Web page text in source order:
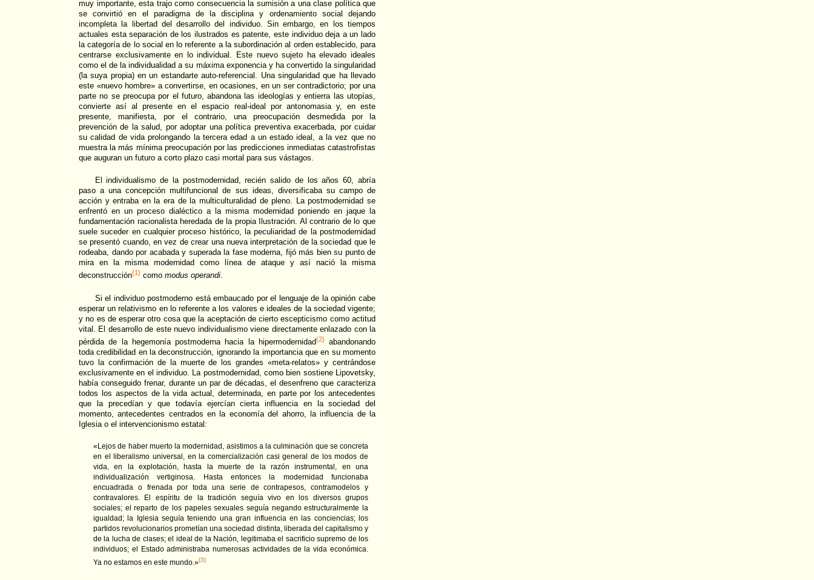
muy importante, esta trajo como consecuencia la sumisión a una clase política que
se convirtió en el paradigma de la disciplina y ordenamiento social dejando
incompleta la libertad del desarrollo del individuo. Sin embargo, en los tiempos
actuales esta separación de los ilustrados es patente, este individuo deja a un lado
la categoría de lo social en lo referente a la subordinación al orden establecido, para
centrarse exclusivamente en lo individual. Este nuevo sujeto ha elevado ideales
como el de la individualidad a su máxima exponencia y ha convertido la singularidad
(la suya propia) en un estandarte auto-referencial. Una singularidad que ha llevado
este «nuevo hombre» a convertirse, en ocasiones, en un ser contradictorio; por una
parte no se preocupa por el futuro, abandona las ideologías y entierra las utopías,
convierte así al presente en el espacio real-ideal por antonomasia y, en este
presente, manifiesta, por el contrario, una preocupación desmedida por la
prevención de la salud, por adoptar una política preventiva exacerbada, por cuidar
su calidad de vida prolongando la tercera edad a un estado ideal, a la vez que no
muestra la más mínima preocupación por las predicciones inmediatas catastrofistas
que auguran un futuro a corto plazo casi mortal para sus vástagos.
El individualismo de la postmodernidad, recién salido de los años 60, abría
paso a una concepción multifuncional de sus ideas, diversificaba su campo de
acción y entraba en la era de la multiculturalidad de pleno. La postmodernidad se
enfrentó en un proceso dialéctico a la misma modernidad poniendo en jaque la
fundamentación racionalista heredada de la propia Ilustración. Al contrario de lo que
suele suceder en cualquier proceso histórico, la peculiaridad de la postmodernidad
se presentó cuando, en vez de crear una nueva interpretación de la sociedad que le
rodeaba, dando por acabada y superada la fase moderna, fijó más bien su punto de
mira en la misma modernidad como línea de ataque y así nació la misma
deconstrucción{1} como modus operandi.
Si el individuo postmoderno está embaucado por el lenguaje de la opinión cabe
esperar un relativismo en lo referente a los valores e ideales de la sociedad vigente;
y no es de esperar otro cosa que la aceptación de cierto escepticismo como actitud
vital. El desarrollo de este nuevo individualismo viene directamente enlazado con la
pérdida de la hegemonía postmoderna hacia la hipermodernidad{2}abandonando
toda credibilidad en la deconstrucción, ignorando la importancia que en su momento
tuvo la confirmación de la muerte de los grandes «meta-relatos» y centrándose
exclusivamente en el individuo. La postmodernidad, como bien sostiene Lipovetsky,
había conseguido frenar, durante un par de décadas, el desenfreno que caracteriza
todos los aspectos de la vida actual, determinada, en parte por los antecedentes
que la precedían y que todavía ejercían cierta influencia en la sociedad del
momento, antecedentes centrados en la economía del ahorro, la influencia de la
Iglesia o el intervencionismo estatal:
«Lejos de haber muerto la modernidad, asistimos a la culminación que se concreta
en el liberalismo universal, en la comercialización casi general de los modos de
vida, en la explotación, hasta la muerte de la razón instrumental, en una
individualización vertiginosa. Hasta entonces la modernidad funcionaba
encuadrada o frenada por toda una serie de contrapesos, contramodelos y
contravalores. El espíritu de la tradición seguía vivo en los diversos grupos
sociales; el reparto de los papeles sexuales seguía negando estructuralmente la
igualdad; la Iglesia seguía teniendo una gran influencia en las conciencias; los
partidos revolucionarios prometían una sociedad distinta, liberada del capitalismo y
de la lucha de clases; el ideal de la Nación, legitimaba el sacrificio supremo de los
individuos; el Estado administraba numerosas actividades de la vida económica.
Ya no estamos en este mundo.»{3}